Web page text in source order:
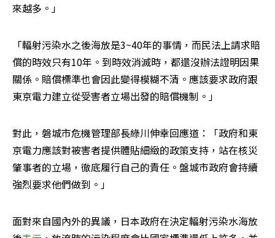
來越多。」
「輻射污染水之後海放是3~40年的事情，而民法上請求賠
償的時效只有10年。到時效消滅時，都還沒辦法證明因果
關係。賠償標準也會因此變得模糊不清。應該要求政府跟
東京電力建立從受害者立場出發的賠償機制。」
對此，磐城市危機管理部長綠川伸幸回應道：「政府和東
京電力應該對被害者提供體貼細緻的政策支持，站在核災
肇事者的立場，徹底履行自己的責任。盤城市政府會持續
強烈要求他們做到。」
面對來自國內外的異議，日本政府在決定輻射污染水海放